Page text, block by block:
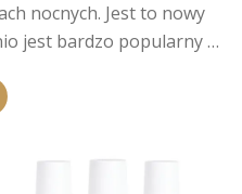
nocnych. Jest to nowy
jest bardzo popularny w
efekty diamentów w
dystrybuuje
odcienie tworzą